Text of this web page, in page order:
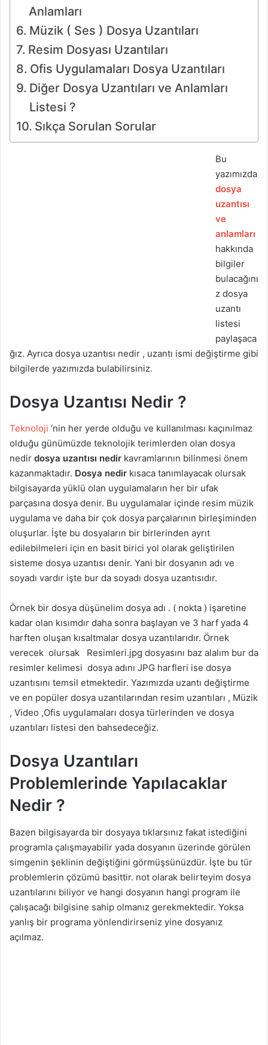
Anlamları
Müzik ( Ses ) Dosya Uzantıları
Resim Dosyası Uzantıları
Ofis Uygulamaları Dosya Uzantıları
Diğer Dosya Uzantıları ve Anlamları
Listesi ?
Sıkça Sorulan Sorular
Bu
yazımızda
dosya
uzantısı
ve
anlamları
hakkında
bilgiler
bulacağını
z dosya
uzantı
listesi
paylaşaca
ğız. Ayrıca dosya uzantısı nedir , uzantı ismi değiştirme gibi
bilgilerde yazımızda bulabilirsiniz.
Dosya Uzantısı Nedir ?
Teknoloji ‘nin her yerde olduğu ve kullanılması kaçınılmaz
olduğu günümüzde teknolojik terimlerden olan dosya
nedir dosya uzantısı nedir kavramlarının bilinmesi önem
kazanmaktadır. Dosya nedir kısaca tanımlayacak olursak
bilgisayarda yüklü olan uygulamaların her bir ufak
parçasına dosya denir. Bu uygulamalar içinde resim müzik
uygulama ve daha bir çok dosya parçalarının birleşiminden
oluşurlar. İşte bu dosyaların bir birlerinden ayrıt
edilebilmeleri için en basit birici yol olarak geliştirilen
sisteme dosya uzantısı denir. Yani bir dosyanın adı ve
soyadı vardır işte bur da soyadı dosya uzantısıdır.
Örnek bir dosya düşünelim dosya adı . ( nokta ) işaretine
kadar olan kısımdır daha sonra başlayan ve 3 harf yada 4
harften oluşan kısaltmalar dosya uzantılarıdır. Örnek
verecek olursak Resimleri.jpg dosyasını baz alalım bur da
resimler kelimesi dosya adını JPG harfleri ise dosya
uzantısını temsil etmektedir. Yazımızda uzantı değiştirme
ve en popüler dosya uzantılarından resim uzantıları , Müzik
, Video ,Ofis uygulamaları dosya türlerinden ve dosya
uzantıları listesi den bahsedeceğiz.
Dosya Uzantıları
Problemlerinde Yapılacaklar
Nedir ?
Bazen bilgisayarda bir dosyaya tıklarsınız fakat istediğini
programla çalışmayabilir yada dosyanın üzerinde görülen
simgenin şeklinin değiştiğini görmüşsünüzdür. İşte bu tür
problemlerin çözümü basittir. not olarak belirteyim dosya
uzantılarını biliyor ve hangi dosyanın hangi program ile
çalışacağı bilgisine sahip olmanız gerekmektedir. Yoksa
yanlış bir programa yönlendirirseniz yine dosyanız
açılmaz.